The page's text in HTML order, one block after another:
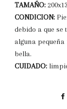
TAMAÑO:
CONDICION:
debido a que se
alguna
bella.
CUIDADO: